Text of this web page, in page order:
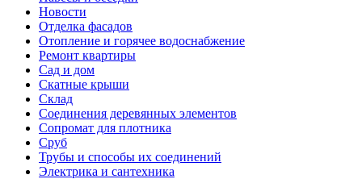
Новости
Отделка фасадов
Отопление и горячее водоснабжение
Ремонт квартиры
Сад и дом
Скатные крыши
Склад
Соединения деревянных элементов
Сопромат для плотника
Сруб
Трубы и способы их соединений
Электрика и сантехника